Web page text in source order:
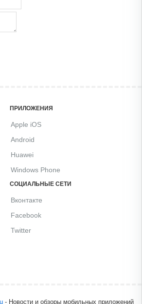
ПРИЛОЖЕНИЯ
Apple iOS
Android
Huawei
Windows Phone
СОЦИАЛЬНЫЕ СЕТИ
Вконтакте
Facebook
Twitter
- Новости и обзоры мобильных приложений